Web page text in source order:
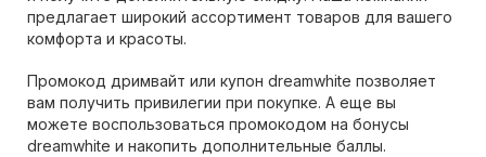
предлагает широкий ассортимент товаров для вашего
комфорта и красоты.
Промокод дримвайт или купон dreamwhite позволяет
вам получить привилегии при покупке. А еще вы
можете воспользоваться промокодом на бонусы
dreamwhite и накопить дополнительные баллы.